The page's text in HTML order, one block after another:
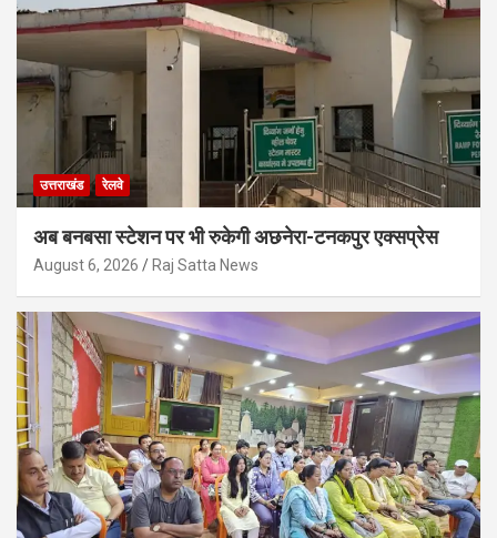
उत्तराखंड रेलवे
अब बनबसा स्टेशन पर भी रुकेगी अछनेरा-टनकपुर एक्सप्रेस
August 6, 2026 Raj Satta News